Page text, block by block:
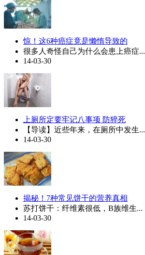
惊！这6种癌症竟是懒惰导致的
很多人奇怪自己为什么会患上癌症...
14-03-30
上厕所定要牢记八事项 防猝死
【导读】近些年来，在厕所中发生...
14-03-30
揭秘！7种常见饼干的营养真相
苏打饼干：纤维素很低，B族维生...
14-03-30